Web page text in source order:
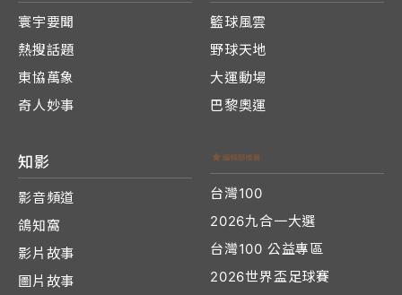
寰宇要聞
熱搜話題
東協萬象
奇人妙事
籃球風雲
野球天地
大運動場
巴黎奧運
知影
影音頻道
鴿知窩
影片故事
圖片故事
台灣100
2026九合一大選
台灣100 公益專區
2026世界盃足球賽